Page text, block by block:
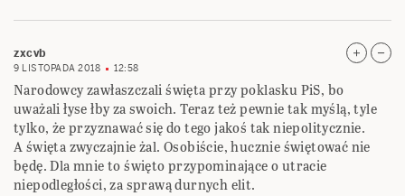
zxcvb
9 LISTOPADA 2018 12:58
Narodowcy zawłaszczali święta przy poklasku PiS, bo
uważali łyse łby za swoich. Teraz też pewnie tak myślą, tyle
tylko, że przyznawać się do tego jakoś tak niepolitycznie.
A święta zwyczajnie żal. Osobiście, hucznie świętować nie
będę. Dla mnie to święto przypominające o utracie
niepodległości, za sprawą durnych elit.